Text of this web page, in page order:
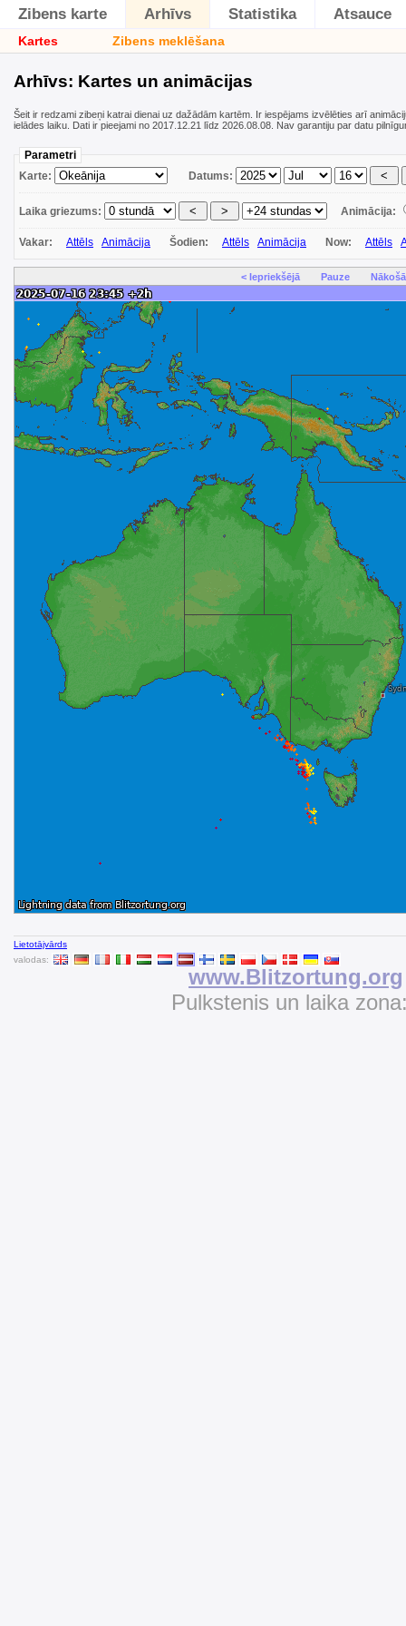
Zibens karte Arhīvs Statistika Atsauce
Kartes Zibens meklēšana
Arhīvs: Kartes un animācijas
Šeit ir redzami zibeņi katrai dienai uz dažādām kartēm. Ir iespējams izvēlēties arī
ielādes laiku. Dati ir pieejami no 2017.12.21 līdz 2026.08.08. Nav garantiju par datu
Parametri
Karte:
Datums:
Laika griezums: Animācija:
Vakar: Attēls Animācija Šodien: Attēls Animācija Now: Attēls
< Iepriekšējā Pauze
Lietotājvārds
valodas:
www.Blitzortung.org
Pulkstenis un laika